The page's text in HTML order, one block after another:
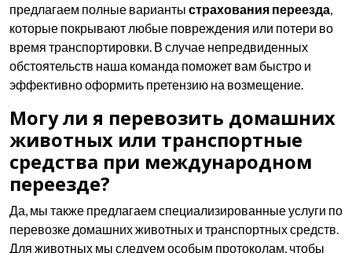
предлагаем полные варианты страхования переезда
которые покрывают любые повреждения или потери во
время транспортировки. В случае непредвиденных
обстоятельств наша команда поможет вам быстро и
эффективно оформить претензию на возмещение.
Могу ли я перевозить домашних
животных или транспортные
средства при международном
переезде?
Да, мы также предлагаем специализированные услуги по
перевозке домашних животных и транспортных средств.
Для животных мы следуем особым протоколам, чтобы